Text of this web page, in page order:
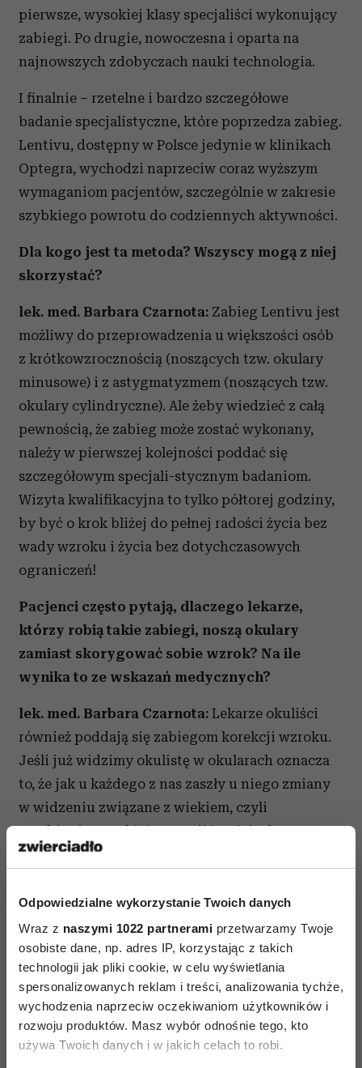
Odpowiedzialne wykorzystanie Twoich danych
Wraz z naszymi 1022 partnerami przetwarzamy Twoje
osobiste dane, np. adres IP, korzystając z takich
technologii jak pliki cookie, w celu wyświetlania
spersonalizowanych reklam i treści, analizowania tychże,
wychodzenia naprzeciw oczekiwaniom użytkowników i
rozwoju produktów. Masz wybór odnośnie tego, kto
używa Twoich danych i w jakich celach to robi.
pierwsze, wysokiej klasy specjaliści wykonujący
zabiegi. Po drugie, nowoczesna i oparta na
najnowszych zdobyczach nauki technologia.
I finalnie – rzetelne i bardzo szczegółowe
badanie specjalistyczne, które poprzedza zabieg.
Lentivu, dostępny w Polsce jedynie w klinikach
Optegra, wychodzi naprzeciw coraz wyższym
wymaganiom pacjentów, szczególnie w zakresie
szybkiego powrotu do codziennych aktywności.
Dla kogo jest ta metoda? Wszyscy mogą z niej
skorzystać?
lek. med. Barbara Czarnota: Zabieg Lentivu jest
możliwy do przeprowadzenia u większości osób
z krótkowzrocznością (noszących tzw. okulary
minusowe) i z astygmatyzmem (noszących tzw.
okulary cylindryczne). Ale żeby wiedzieć z całą
pewnością, że zabieg może zostać wykonany,
należy w pierwszej kolejności poddać się
szczegółowym specjali-stycznym badaniom.
Wizyta kwalifikacyjna to tylko półtorej godziny,
by być o krok bliżej do pełnej radości życia bez
wady wzroku i życia bez dotychczasowych
ograniczeń!
Pacjenci często pytają, dlaczego lekarze,
którzy robią takie zabiegi, noszą okulary
zamiast skorygować sobie wzrok? Na ile
wynika to ze wskazań medycznych?
lek. med. Barbara Czarnota: Lekarze okuliści
również poddają się zabiegom korekcji wzroku.
Jeśli już widzimy okulistę w okularach oznacza
to, że jak u każdego z nas zaszły u niego zmiany
w widzeniu związane z wiekiem, czyli
presbiopia. W takiej sytuacji istnieją dwa
rozwiązania; konieczność noszenia okularów do
Zdarzyło się pani wykonywać zabieg korekcji
wzroku u koleżanek bądź kolegów okulistów?
lek. med. Barbara Czarnota: Świadomość
i akceptacja zabiegów usuwania wad wzroku
wśród okulistów znacząco wzrosła na przestrzeni
ostatnich paru lat. Chętniej kierują oni